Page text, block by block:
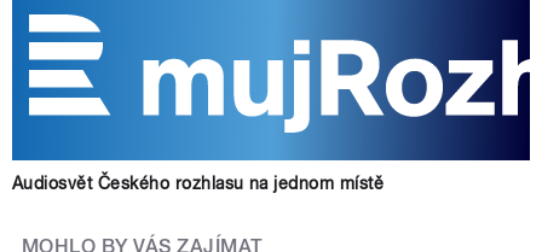
Audiosvět Českého rozhlasu na jednom místě
MOHLO BY VÁS ZAJÍMAT